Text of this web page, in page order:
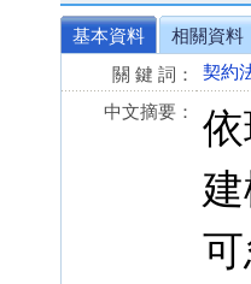
基本資料
相關資料
關 鍵 詞：
契約
中文摘要：